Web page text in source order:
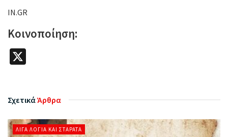
IN.GR
Κοινοποίηση:
ΣχετικάΆρθρα
ΛΊΓΑ ΛΌΓΙΑ ΚΑΙ ΣΤΑΡΆΤΑ